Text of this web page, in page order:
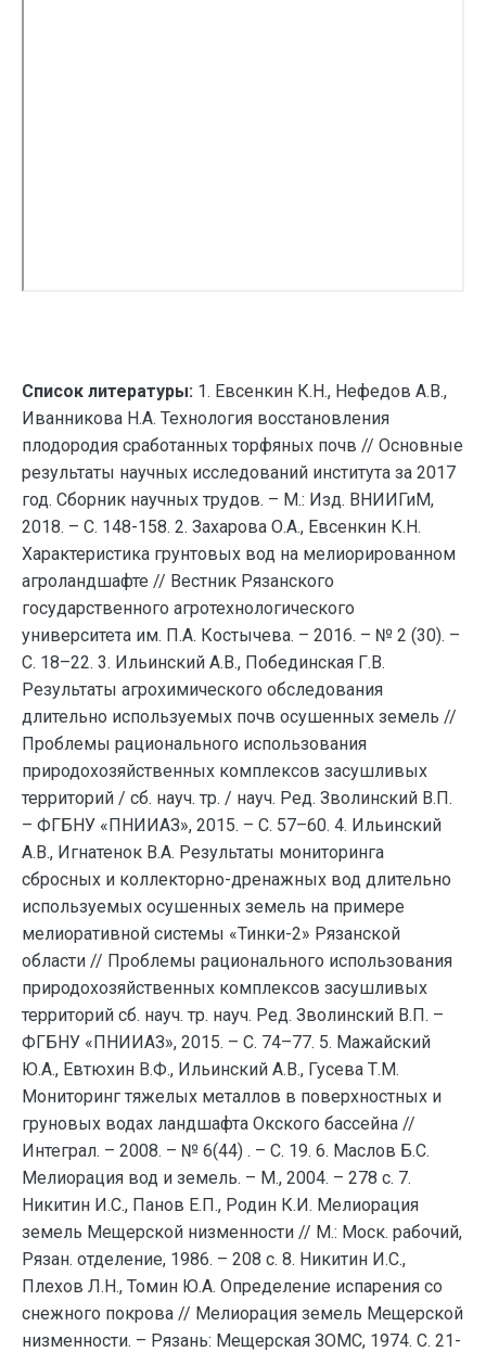
Список литературы: 1. Евсенкин К.Н., Нефедов А.В.,
Иванникова Н.А. Технология восстановления
плодородия сработанных торфяных почв // Основные
результаты научных исследований института за 2017
год. Сборник научных трудов. – М.: Изд. ВНИИГиМ,
2018. – С. 148-158. 2. Захарова О.А., Евсенкин К.Н.
Характеристика грунтовых вод на мелиорированном
агроландшафте // Вестник Рязанского
государственного агротехнологического
университета им. П.А. Костычева. – 2016. – № 2 (30). –
С. 18–22. 3. Ильинский А.В., Побединская Г.В.
Результаты агрохимического обследования
длительно используемых почв осушенных земель //
Проблемы рационального использования
природохозяйственных комплексов засушливых
территорий / сб. науч. тр. / науч. Ред. Зволинский В.П.
– ФГБНУ «ПНИИАЗ», 2015. – С. 57–60. 4. Ильинский
А.В., Игнатенок В.А. Результаты мониторинга
сбросных и коллекторно-дренажных вод длительно
используемых осушенных земель на примере
мелиоративной системы «Тинки-2» Рязанской
области // Проблемы рационального использования
природохозяйственных комплексов засушливых
территорий сб. науч. тр. науч. Ред. Зволинский В.П. –
ФГБНУ «ПНИИАЗ», 2015. – С. 74–77. 5. Мажайский
Ю.А., Евтюхин В.Ф., Ильинский А.В., Гусева Т.М.
Мониторинг тяжелых металлов в поверхностных и
груновых водах ландшафта Окского бассейна //
Интеграл. – 2008. – № 6(44) . – С. 19. 6. Маслов Б.С.
Мелиорация вод и земель. – М., 2004. – 278 с. 7.
Никитин И.С., Панов Е.П., Родин К.И. Мелиорация
земель Мещерской низменности // М.: Моск. рабочий,
Рязан. отделение, 1986. – 208 с. 8. Никитин И.С.,
Плехов Л.Н., Томин Ю.А. Определение испарения со
снежного покрова // Мелиорация земель Мещерской
низменности. – Рязань: Мещерская ЗОМС, 1974. С. 21-